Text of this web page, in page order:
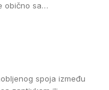
obično sa
spoja između